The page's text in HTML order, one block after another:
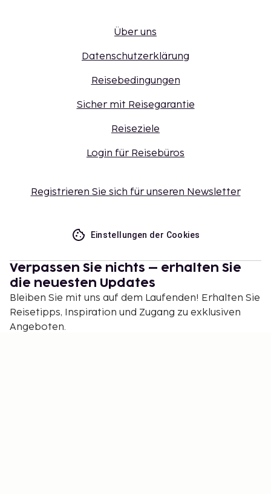
Über uns
Datenschutzerklärung
Reisebedingungen
Sicher mit Reisegarantie
Reiseziele
Login für Reisebüros
Registrieren Sie sich für unseren Newsletter
Einstellungen der Cookies
Verpassen Sie nichts – erhalten Sie
die neuesten Updates
Bleiben Sie mit uns auf dem Laufenden! Erhalten Sie
Reisetipps, Inspiration und Zugang zu exklusiven
Angeboten.